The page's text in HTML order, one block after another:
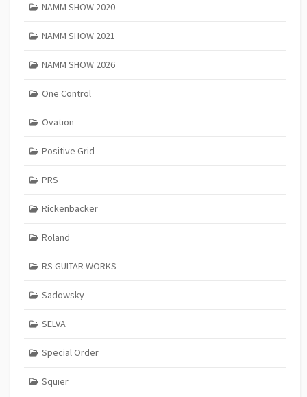
NAMM SHOW 2020
NAMM SHOW 2021
NAMM SHOW 2026
One Control
Ovation
Positive Grid
PRS
Rickenbacker
Roland
RS GUITAR WORKS
Sadowsky
SELVA
Special Order
Squier